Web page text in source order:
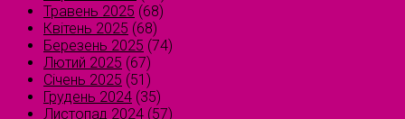
Травень 2025 (68)
Квітень 2025 (68)
Березень 2025 (74)
Лютий 2025 (67)
Січень 2025 (51)
Грудень 2024 (35)
Листопад 2024 (57)